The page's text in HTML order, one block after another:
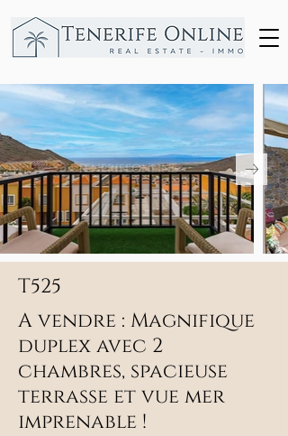
T525
A vendre : Magnifique
duplex avec 2
chambres, spacieuse
terrasse et vue mer
imprenable !